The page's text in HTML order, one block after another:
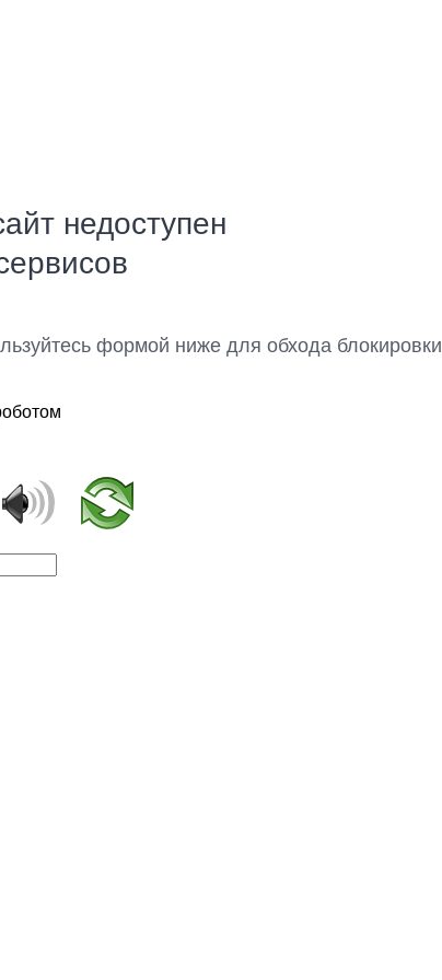
недоступен
формой ниже для обхода блокировки